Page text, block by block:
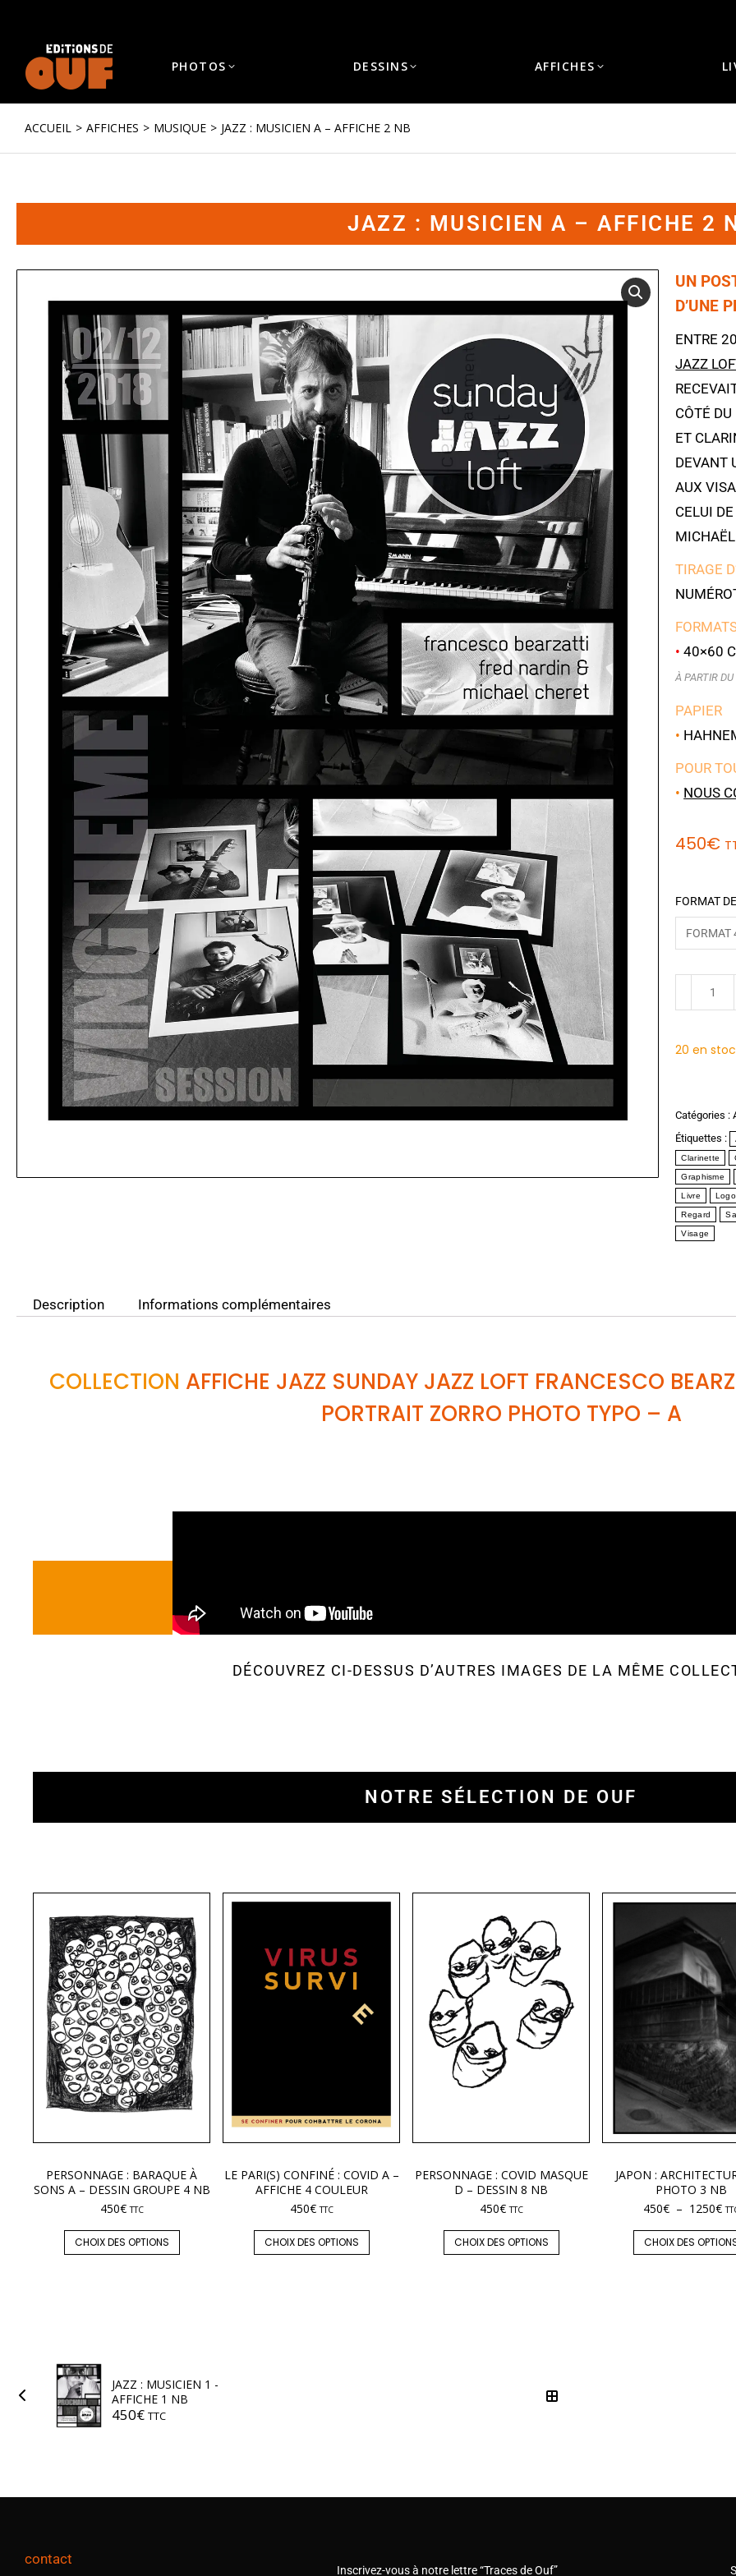
PHOTOS DESSINS AFFICHES
Vous êtes ici :
ACCUEIL AFFICHES MUSIQUE JAZZ : MUSICIEN A – AFFICHE 2 NB
JAZZ : MUSICIEN A – AFFICHE 2
UN
D’UNE
ENTRE
JAZZ
CÔTÉ
ET
DEVANT
AUX
CELUI
TIRAGE
•40×60
À PARTIR
PAPIER
•
POUR
• NOUS
450€
FORMAT
20 en
Catégories :
Étiquettes :
Clarinette
Graphisme
Livre
Regard
Visage
Description Informations complémentaires
COLLECTION AFFICHE JAZZ SUNDAY JAZZ LOFT FRANCESCO
PORTRAIT ZORRO PHOTO TYPO – A
DÉCOUVREZ CI-DESSUS D’AUTRES IMAGES DE LA MÊME
NOTRE SÉLECTION DE OUF
PERSONNAGE : BARAQUE À
SONS A – DESSIN GROUPE 4 NB
450€ TTC
CHOIX DES OPTIONS
LE PARI(S) CONFINÉ : COVID A –
AFFICHE 4 COULEUR
450€ TTC
CHOIX DES OPTIONS
PERSONNAGE : COVID MASQUE
D – DESSIN 8 NB
450€ TTC
CHOIX DES OPTIONS
JAPON :
PHOTO 3 NB
450€ – 1250€
CHOIX DES
JAZZ : MUSICIEN 1 -
AFFICHE 1 NB
450€ TTC
contact
Inscrivez-vous à notre lettre “Traces de Ouf”